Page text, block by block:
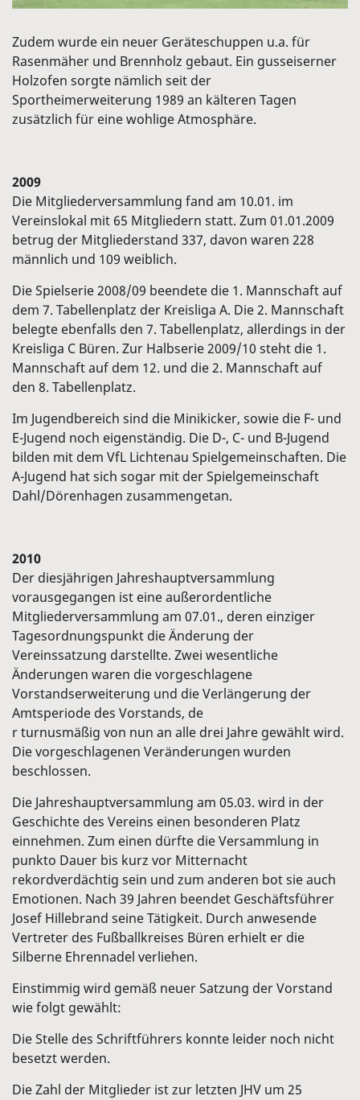
Zudem wurde ein neuer Geräteschuppen u.a. für
Rasenmäher und Brennholz gebaut. Ein gusseiserner
Holzofen sorgte nämlich seit der
Sportheimerweiterung 1989 an kälteren Tagen
zusätzlich für eine wohlige Atmosphäre.
2009
Die Mitgliederversammlung fand am 10.01. im
Vereinslokal mit 65 Mitgliedern statt. Zum 01.01.2009
betrug der Mitgliederstand 337, davon waren 228
männlich und 109 weiblich.
Die Spielserie 2008/09 beendete die 1. Mannschaft auf
dem 7. Tabellenplatz der Kreisliga A. Die 2. Mannschaft
belegte ebenfalls den 7. Tabellenplatz, allerdings in der
Kreisliga C Büren. Zur Halbserie 2009/10 steht die 1.
Mannschaft auf dem 12. und die 2. Mannschaft auf
den 8. Tabellenplatz.
Im Jugendbereich sind die Minikicker, sowie die F- und
E-Jugend noch eigenständig. Die D-, C- und B-Jugend
bilden mit dem VfL Lichtenau Spielgemeinschaften. Die
A-Jugend hat sich sogar mit der Spielgemeinschaft
Dahl/Dörenhagen zusammengetan.
2010
Der diesjährigen Jahreshauptversammlung
vorausgegangen ist eine außerordentliche
Mitgliederversammlung am 07.01., deren einziger
Tagesordnungspunkt die Änderung der
Vereinssatzung darstellte. Zwei wesentliche
Änderungen waren die vorgeschlagene
Vorstandserweiterung und die Verlängerung der
Amtsperiode des Vorstands, de
r turnusmäßig von nun an alle drei Jahre gewählt wird.
Die vorgeschlagenen Veränderungen wurden
beschlossen.
Die Jahreshauptversammlung am 05.03. wird in der
Geschichte des Vereins einen besonderen Platz
einnehmen. Zum einen dürfte die Versammlung in
punkto Dauer bis kurz vor Mitternacht
rekordverdächtig sein und zum anderen bot sie auch
Emotionen. Nach 39 Jahren beendet Geschäftsführer
Josef Hillebrand seine Tätigkeit. Durch anwesende
Vertreter des Fußballkreises Büren erhielt er die
Silberne Ehrennadel verliehen.
Einstimmig wird gemäß neuer Satzung der Vorstand
wie folgt gewählt:
Die Stelle des Schriftführers konnte leider noch nicht
besetzt werden.
Die Zahl der Mitglieder ist zur letzten JHV um 25